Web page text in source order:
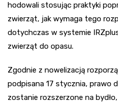
hodowali stosując praktyki
zwierząt, jak wymaga tego
dotychczas w systemie
zwierząt do opasu.
Zgodnie z nowelizacją
podpisana 17 stycznia, prawo
zostanie rozszerzone na